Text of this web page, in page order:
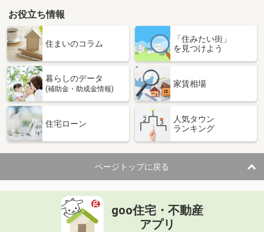
お役立ち情報
住まいのコラム
「住みたい街」
を見つけよう
暮らしのデータ
(補助金・助成金情報)
家賃相場
住宅ローン
人気タウン
ランキング
ページトップに戻る
goo住宅・不動産
アプリ